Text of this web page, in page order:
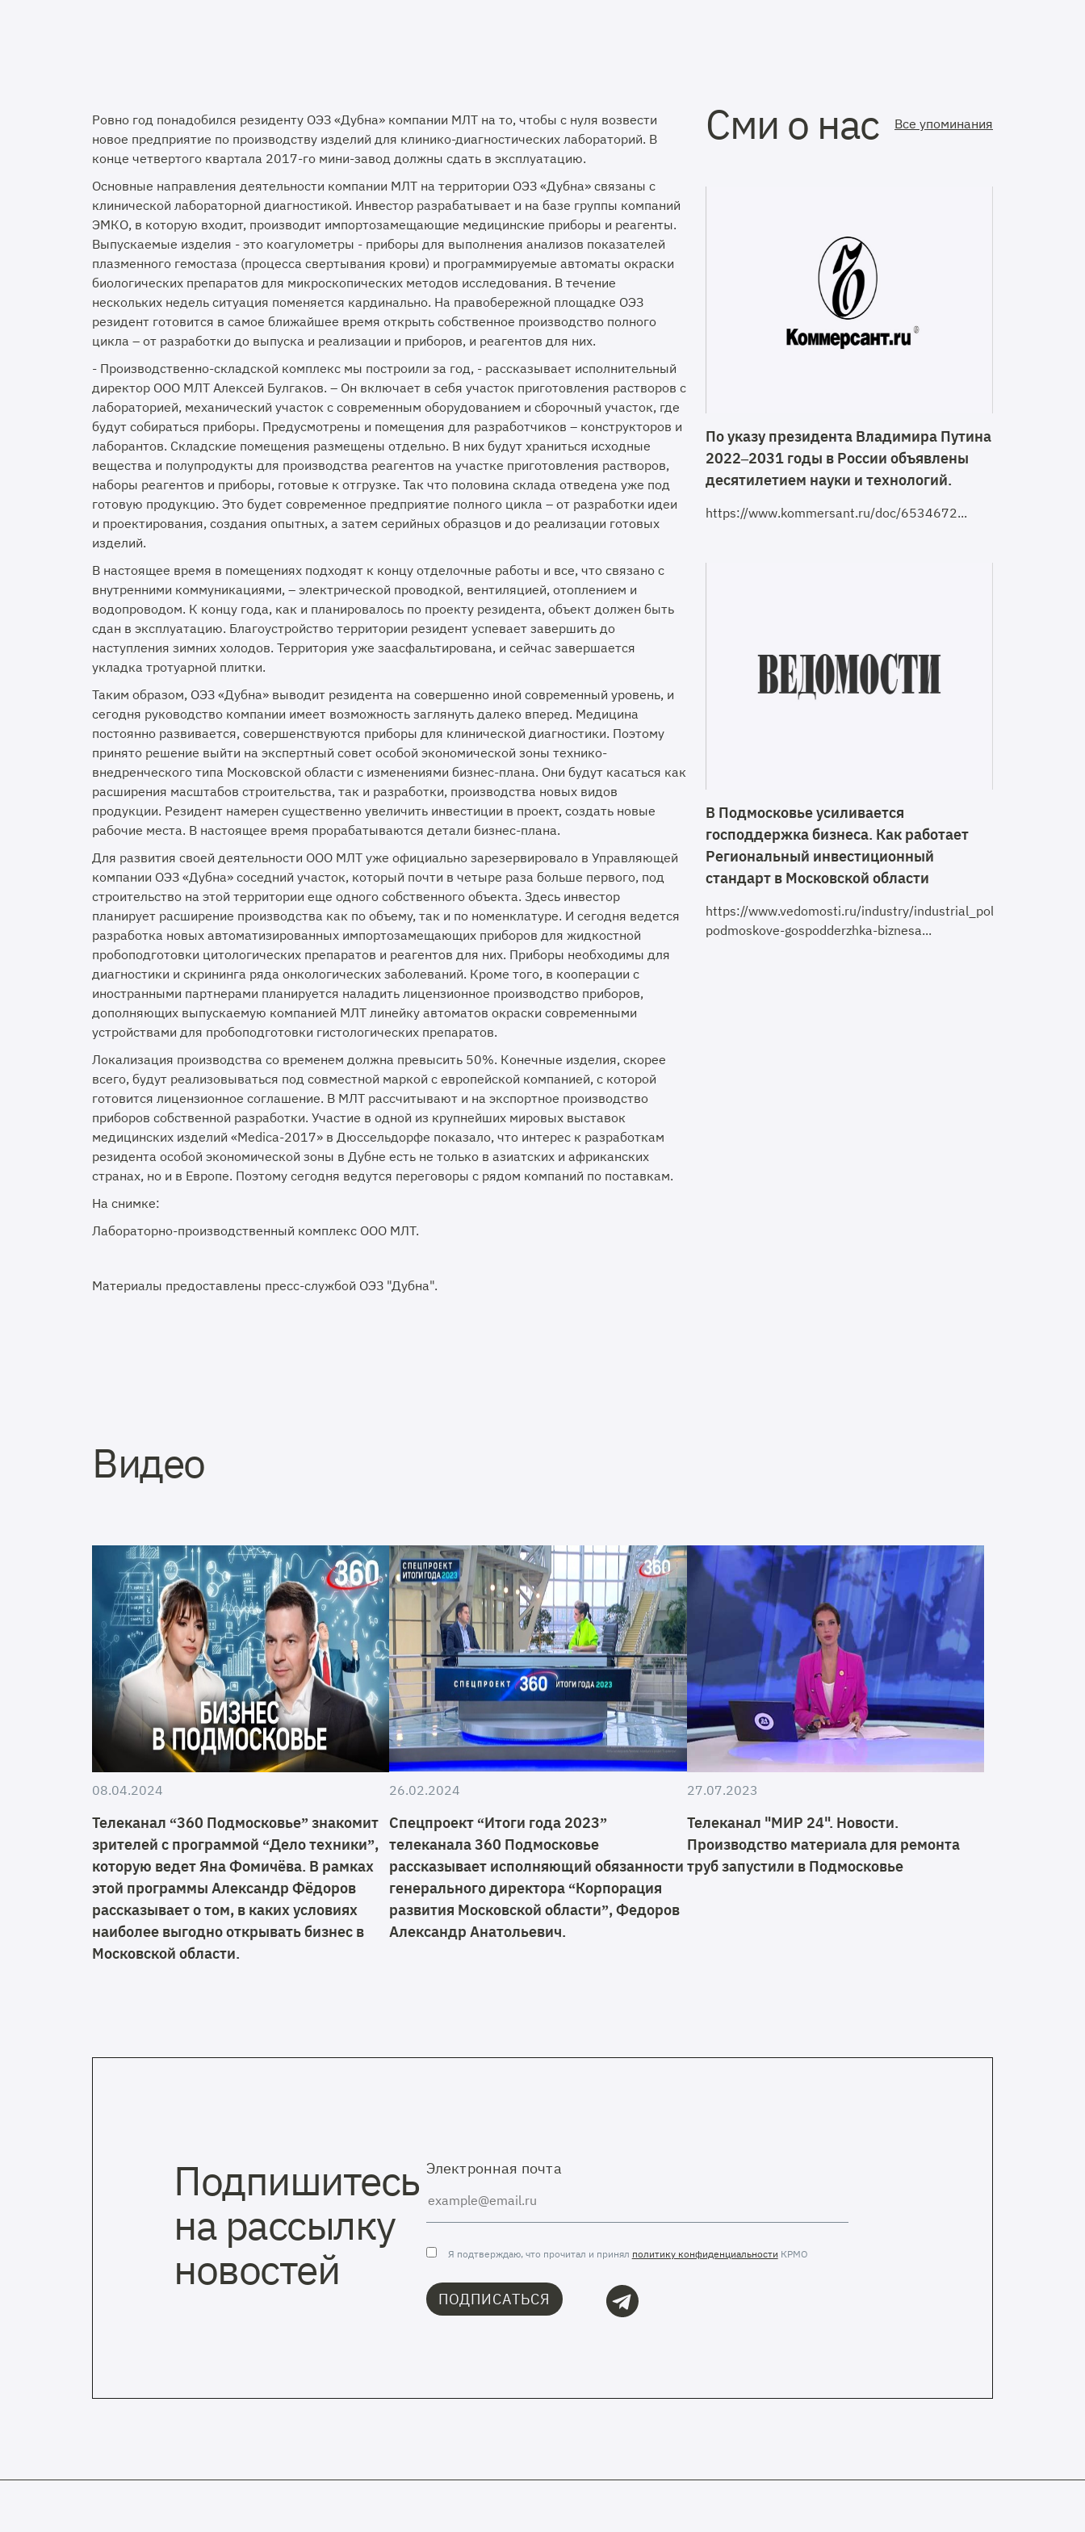
Ровно год понадобился резиденту ОЭЗ «Дубна» компании МЛТ на то, чтобы с нуля возвести
новое предприятие по производству изделий для клинико-диагностических лабораторий. В
конце четвертого квартала 2017-го мини-завод должны сдать в эксплуатацию.
Основные направления деятельности компании МЛТ на территории ОЭЗ «Дубна» связаны с
клинической лабораторной диагностикой. Инвестор разрабатывает и на базе группы компаний
ЭМКО, в которую входит, производит импортозамещающие медицинские приборы и реагенты.
Выпускаемые изделия - это коагулометры - приборы для выполнения анализов показателей
плазменного гемостаза (процесса свертывания крови) и программируемые автоматы окраски
биологических препаратов для микроскопических методов исследования. В течение
нескольких недель ситуация поменяется кардинально. На правобережной площадке ОЭЗ
резидент готовится в самое ближайшее время открыть собственное производство полного
цикла – от разработки до выпуска и реализации и приборов, и реагентов для них.
- Производственно-складской комплекс мы построили за год, - рассказывает исполнительный
директор ООО МЛТ Алексей Булгаков. – Он включает в себя участок приготовления растворов с
лабораторией, механический участок с современным оборудованием и сборочный участок, где
будут собираться приборы. Предусмотрены и помещения для разработчиков – конструкторов и
лаборантов. Складские помещения размещены отдельно. В них будут храниться исходные
вещества и полупродукты для производства реагентов на участке приготовления растворов,
наборы реагентов и приборы, готовые к отгрузке. Так что половина склада отведена уже под
готовую продукцию. Это будет современное предприятие полного цикла – от разработки идеи
и проектирования, создания опытных, а затем серийных образцов и до реализации готовых
изделий.
В настоящее время в помещениях подходят к концу отделочные работы и все, что связано с
внутренними коммуникациями, – электрической проводкой, вентиляцией, отоплением и
водопроводом. К концу года, как и планировалось по проекту резидента, объект должен быть
сдан в эксплуатацию. Благоустройство территории резидент успевает завершить до
наступления зимних холодов. Территория уже заасфальтирована, и сейчас завершается
укладка тротуарной плитки.
Таким образом, ОЭЗ «Дубна» выводит резидента на совершенно иной современный уровень, и
сегодня руководство компании имеет возможность заглянуть далеко вперед. Медицина
постоянно развивается, совершенствуются приборы для клинической диагностики. Поэтому
принято решение выйти на экспертный совет особой экономической зоны технико-
внедренческого типа Московской области с изменениями бизнес-плана. Они будут касаться как
расширения масштабов строительства, так и разработки, производства новых видов
продукции. Резидент намерен существенно увеличить инвестиции в проект, создать новые
рабочие места. В настоящее время прорабатываются детали бизнес-плана.
Для развития своей деятельности ООО МЛТ уже официально зарезервировало в Управляющей
компании ОЭЗ «Дубна» соседний участок, который почти в четыре раза больше первого, под
строительство на этой территории еще одного собственного объекта. Здесь инвестор
планирует расширение производства как по объему, так и по номенклатуре. И сегодня ведется
разработка новых автоматизированных импортозамещающих приборов для жидкостной
пробоподготовки цитологических препаратов и реагентов для них. Приборы необходимы для
диагностики и скрининга ряда онкологических заболеваний. Кроме того, в кооперации с
иностранными партнерами планируется наладить лицензионное производство приборов,
дополняющих выпускаемую компанией МЛТ линейку автоматов окраски современными
устройствами для пробоподготовки гистологических препаратов.
Локализация производства со временем должна превысить 50%. Конечные изделия, скорее
всего, будут реализовываться под совместной маркой с европейской компанией, с которой
готовится лицензионное соглашение. В МЛТ рассчитывают и на экспортное производство
приборов собственной разработки. Участие в одной из крупнейших мировых выставок
медицинских изделий «Medica-2017» в Дюссельдорфе показало, что интерес к разработкам
резидента особой экономической зоны в Дубне есть не только в азиатских и африканских
странах, но и в Европе. Поэтому сегодня ведутся переговоры с рядом компаний по поставкам.
На снимке:
Лабораторно-производственный комплекс ООО МЛТ.
Материалы предоставлены пресс-службой ОЭЗ "Дубна".
Все упоминания
Сми о нас
По указу президента Владимира Путина
2022–2031 годы в России объявлены
десятилетием науки и технологий.
https://www.kommersant.ru/doc/6534672...
В Подмосковье усиливается
господдержка бизнеса. Как работает
Региональный инвестиционный
стандарт в Московской области
https://www.vedomosti.ru/industry/industrial_policy/articles/
podmoskove-gospodderzhka-biznesa...
Видео
08.04.2024
Телеканал “360 Подмосковье” знакомит
зрителей с программой “Дело техники”,
которую ведет Яна Фомичёва. В рамках
этой программы Александр Фёдоров
рассказывает о том, в каких условиях
наиболее выгодно открывать бизнес в
Московской области.
26.02.2024
Спецпроект “Итоги года 2023”
телеканала 360 Подмосковье
рассказывает исполняющий обязанности
генерального директора “Корпорация
развития Московской области”, Федоров
Александр Анатольевич.
27.07.2023
Телеканал "МИР 24". Новости.
Производство материала для ремонта
труб запустили в Подмосковье
Подпишитесь
на рассылку
новостей
Электронная почта
Я подтверждаю, что прочитал и принял политику конфиденциальности КРМО
ПОДПИСАТЬСЯ